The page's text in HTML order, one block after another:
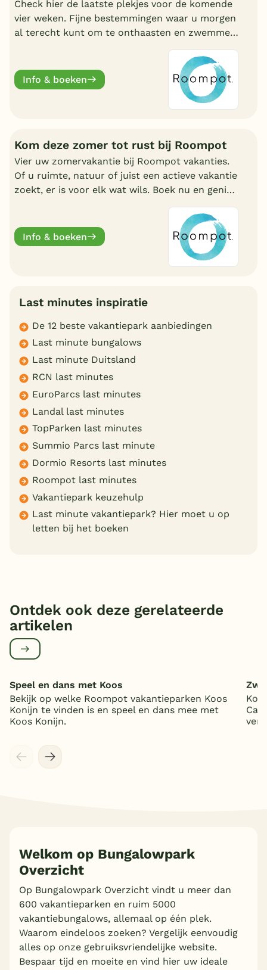
Check hier de laatste plekjes voor de komende
vier weken. Fijne bestemmingen waar u morgen
al terecht kunt om te onthaasten en zwemmen.
Info & boeken
Kom deze zomer tot rust bij Roompot
Vier uw zomervakantie bij Roompot vakanties.
Of u ruimte, natuur of juist een actieve vakantie
zoekt, er is voor elk wat wils. Boek nu en geniet
Info & boeken
Last minutes inspiratie
De 12 beste vakantiepark aanbiedingen
Last minute bungalows
Last minute Duitsland
RCN last minutes
EuroParcs last minutes
Landal last minutes
TopParken last minutes
Summio Parcs last minute
Dormio Resorts last minutes
Roompot last minutes
Vakantiepark keuzehulp
Last minute vakantiepark? Hier moet u op
letten bij het boeken
Ontdek ook deze gerelateerde
artikelen
Speel en dans met Koos
Bekijk op welke Roompot vakantieparken Koos
Konijn te vinden is en speel en dans mee met
Koos Konijn.
Welkom op Bungalowpark
Overzicht
Op Bungalowpark Overzicht vindt u meer dan
600 vakantieparken en ruim 5000
vakantiebungalows, allemaal op één plek.
Waarom eindeloos zoeken? Vergelijk eenvoudig
alles op onze gebruiksvriendelijke website.
Bespaar tijd en moeite en vind hier uw ideale